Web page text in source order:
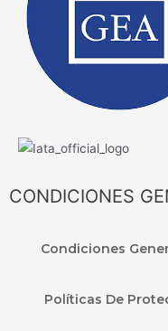
CONDICIONES
Condiciones
Políticas De